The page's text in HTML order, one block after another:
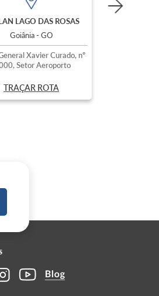
LAGO DAS ROSAS
Goiânia - GO
Xavier Curado, nº
Setor Aeroporto
TRAÇAR ROTA